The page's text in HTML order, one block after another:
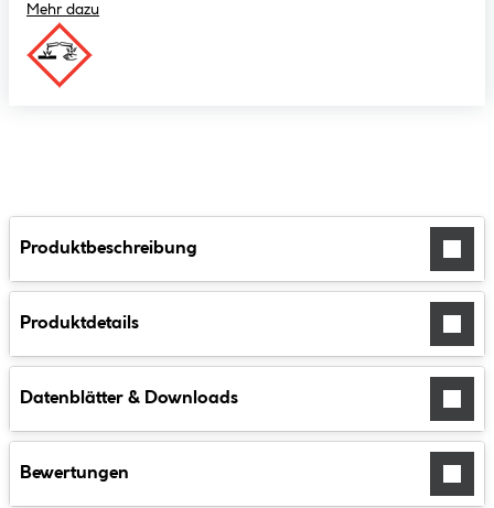
Mehr dazu
Produktbeschreibung
Produktdetails
Datenblätter & Downloads
Bewertungen